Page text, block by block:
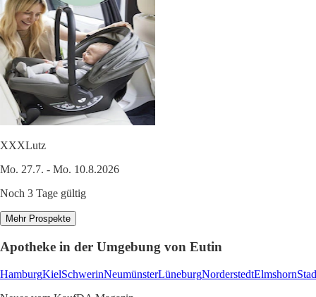
XXXLutz
Mo. 27.7. - Mo. 10.8.2026
Noch 3 Tage gültig
Mehr Prospekte
Apotheke in der Umgebung von Eutin
HamburgKielSchwerinNeumünsterLüneburgNorderstedtElmshorn